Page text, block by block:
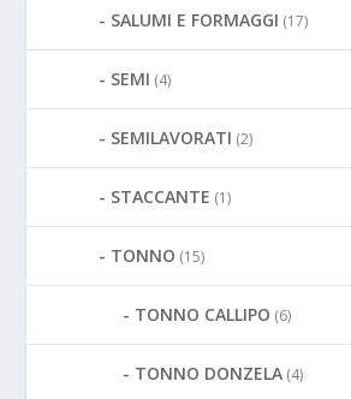
SALUMI E FORMAGGI (17)
SEMI (4)
SEMILAVORATI (2)
STACCANTE (1)
TONNO (15)
TONNO CALLIPO (6)
TONNO DONZELA (4)